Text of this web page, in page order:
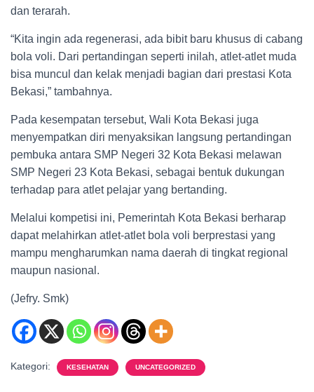
dan terarah.
“Kita ingin ada regenerasi, ada bibit baru khusus di cabang
bola voli. Dari pertandingan seperti inilah, atlet-atlet muda
bisa muncul dan kelak menjadi bagian dari prestasi Kota
Bekasi,” tambahnya.
Pada kesempatan tersebut, Wali Kota Bekasi juga
menyempatkan diri menyaksikan langsung pertandingan
pembuka antara SMP Negeri 32 Kota Bekasi melawan
SMP Negeri 23 Kota Bekasi, sebagai bentuk dukungan
terhadap para atlet pelajar yang bertanding.
Melalui kompetisi ini, Pemerintah Kota Bekasi berharap
dapat melahirkan atlet-atlet bola voli berprestasi yang
mampu mengharumkan nama daerah di tingkat regional
maupun nasional.
(Jefry. Smk)
Kategori: KESEHATAN UNCATEGORIZED